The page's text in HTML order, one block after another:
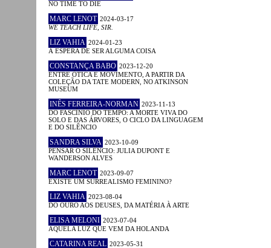
NO TIME TO DIE
MARC LENOT 2024-03-17
WE TEACH LIFE, SIR.
LIZ VAHIA 2024-01-23
À ESPERA DE SER ALGUMA COISA
CONSTANÇA BABO 2023-12-20
ENTRE ÓTICA E MOVIMENTO, A PARTIR DA
COLEÇÃO DA TATE MODERN, NO ATKINSON
MUSEUM
INÊS FERREIRA-NORMAN 2023-11-13
DO FASCÍNIO DO TEMPO: A MORTE VIVA DO
SOLO E DAS ÁRVORES, O CICLO DA LINGUAGEM
E DO SILÊNCIO
SANDRA SILVA 2023-10-09
PENSAR O SILÊNCIO: JULIA DUPONT E
WANDERSON ALVES
MARC LENOT 2023-09-07
EXISTE UM SURREALISMO FEMININO?
LIZ VAHIA 2023-08-04
DO OURO AOS DEUSES, DA MATÉRIA À ARTE
ELISA MELONI 2023-07-04
AQUELA LUZ QUE VEM DA HOLANDA
CATARINA REAL 2023-05-31